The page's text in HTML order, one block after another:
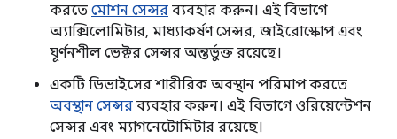
করতে মোশন সেন্সর ব্যবহার করুন। এই বিভাগে
অ্যাক্সিলোমিটার, মাধ্যাকর্ষণ সেন্সর, জাইরোস্কোপ এবং
ঘূর্ণনশীল ভেক্টর সেন্সর অন্তর্ভুক্ত রয়েছে।
একটি ডিভাইসের শারীরিক অবস্থান পরিমাপ করতে
অবস্থান সেন্সর ব্যবহার করুন। এই বিভাগে ওরিয়েন্টেশন
সেন্সর এবং ম্যাগনেটোমিটার রয়েছে।